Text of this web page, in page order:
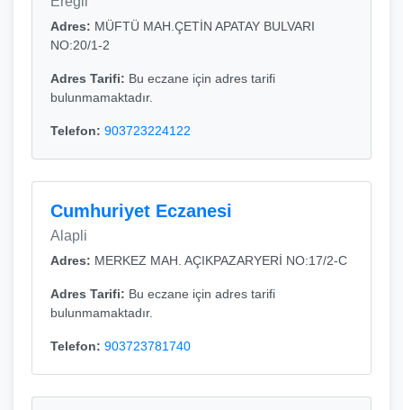
Adres: MÜFTÜ MAH.ÇETİN APATAY BULVARI
NO:20/1-2
Adres Tarifi: Bu eczane için adres tarifi
bulunmamaktadır.
Telefon: 903723224122
Cumhuriyet Eczanesi
Alapli
Adres: MERKEZ MAH. AÇIKPAZARYERİ NO:17/2-C
Adres Tarifi: Bu eczane için adres tarifi
bulunmamaktadır.
Telefon: 903723781740